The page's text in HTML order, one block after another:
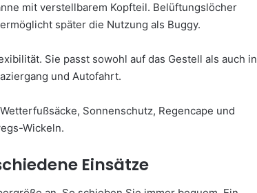
mit verstellbarem Kopfteil. Belüftungslöcher
später die Nutzung als Buggy.
Sie passt sowohl auf das Gestell als auch in
und Autofahrt.
Sonnenschutz, Regencape und
Wickeln.
Einsätze